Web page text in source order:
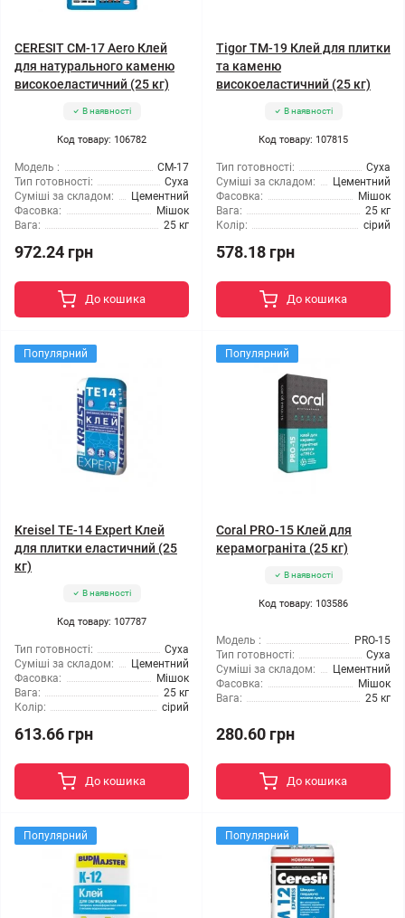
CERESIT CM-17 Aero Клей
для натурального каменю
високоеластичний (25 кг)
В наявності
Код товару: 106782
Модель :
CM-17
Тип готовності:
Суха
Суміші за складом:
Цементний
Фасовка:
Мішок
Вага:
25 кг
972.24 грн
До кошика
Tigor TM-19 Клей для плитки
та каменю
високоеластичний (25 кг)
В наявності
Код товару: 107815
Тип готовності:
Суха
Суміші за складом:
Цементний
Фасовка:
Мішок
Вага:
25 кг
Колір:
сірий
578.18 грн
До кошика
Популярний
Kreisel TE-14 Expert Клей
для плитки еластичний (25
кг)
В наявності
Код товару: 107787
Тип готовності:
Суха
Суміші за складом:
Цементний
Фасовка:
Мішок
Вага:
25 кг
Колір:
сірий
613.66 грн
До кошика
Популярний
Coral PRO-15 Клей для
керамограніта (25 кг)
В наявності
Код товару: 103586
Модель :
PRO-15
Тип готовності:
Суха
Суміші за складом:
Цементний
Фасовка:
Мішок
Вага:
25 кг
280.60 грн
До кошика
Популярний Популярний